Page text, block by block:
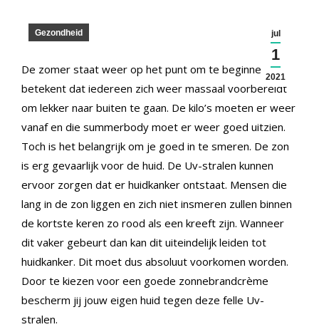
jul
1
2021
Gezondheid
De zomer staat weer op het punt om te beginnen. Dat
betekent dat iedereen zich weer massaal voorbereidt
om lekker naar buiten te gaan. De kilo’s moeten er weer
vanaf en die summerbody moet er weer goed uitzien.
Toch is het belangrijk om je goed in te smeren. De zon
is erg gevaarlijk voor de huid. De Uv-stralen kunnen
ervoor zorgen dat er huidkanker ontstaat. Mensen die
lang in de zon liggen en zich niet insmeren zullen binnen
de kortste keren zo rood als een kreeft zijn. Wanneer
dit vaker gebeurt dan kan dit uiteindelijk leiden tot
huidkanker. Dit moet dus absoluut voorkomen worden.
Door te kiezen voor een goede zonnebrandcrème
bescherm jij jouw eigen huid tegen deze felle Uv-
stralen.